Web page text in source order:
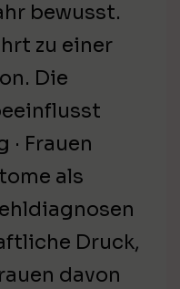
bewusst.
zu einer
Die
Frauen
als
Druck,
davon